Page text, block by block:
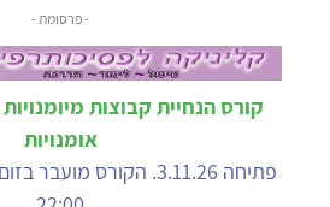
- פרסומת -
קורס הנחיית קבוצות
אומנויות